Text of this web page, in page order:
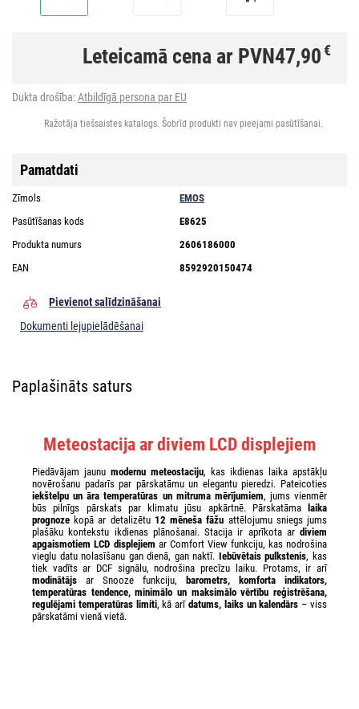
Leteicamā cena ar PVN47,90€
Dukta drošība:Atbildīgā persona par EU
Ražotāja tiešsaistes katalogs. Šobrīd produkti nav pieejami pasūtīšanai.
Pamatdati
Zīmols
EMOS
Pasūtīšanas kods
E8625
Produkta numurs
2606186000
EAN
8592920150474
Pievienot salīdzināšanai
Dokumenti lejupielādēšanai
Paplašināts saturs
Meteostacija ar diviem LCD displejiem
Piedāvājam jaunu modernu meteostaciju, kas ikdienas laika apstākļu
novērošanu padarīs par pārskatāmu un elegantu pieredzi. Pateicoties
iekštelpu un āra temperatūras un mitruma mērījumiem, jums vienmēr
būs pilnīgs pārskats par klimatu jūsu apkārtnē. Pārskatāma
laika
prognoze kopā ar detalizētu 12 mēneša fāžu attēlojumu sniegs jums
plašāku kontekstu ikdienas plānošanai. Stacija ir aprīkota ar diviem
apgaismotiem LCD displejiem ar Comfort View funkciju, kas nodrošina
vieglu datu nolasīšanu gan dienā, gan naktī. Iebūvētais pulkstenis, kas
tiek vadīts ar DCF signālu, nodrošina precīzu laiku. Protams, ir arī
modinātājs ar Snooze funkciju,
barometrs, komforta indikators,
temperatūras tendence, minimālo un maksimālo vērtību reģistrēšana,
regulējami temperatūras limiti, kā arīdatums, laiks un kalendārs – viss
pārskatāmi vienā vietā.